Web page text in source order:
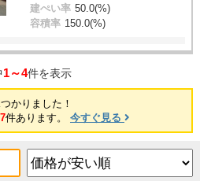
建ぺい率 50.0(%)
容積率 150.0(%)
1～4件を表示
かりました！
件あります。 今すぐ見る